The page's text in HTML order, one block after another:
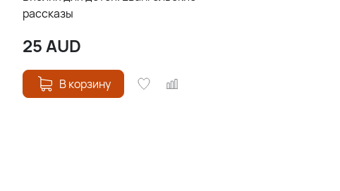
рассказы
25AUD
В корзину